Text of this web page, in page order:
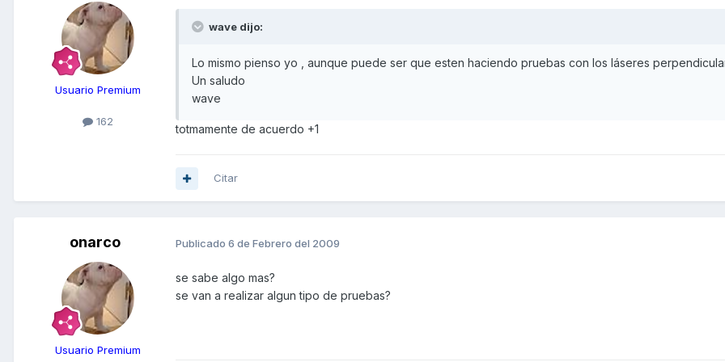
Usuario Premium
162
wave dijo:
Lo mismo pienso yo , aunque puede ser que esten haciendo pruebas con los láseres
Un saludo
wave
totmamente de acuerdo +1
Citar
onarco
Usuario Premium
Publicado 6 de Febrero del 2009
se sabe algo mas?
se van a realizar algun tipo de pruebas?